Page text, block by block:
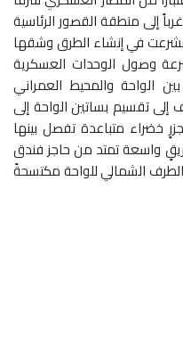
إلى منطقة القصور الرئاسية
فشرعت في إنشاء الطرق وشقها
وصول الوحدات العسكرية
الواحة والمحيط العمراني
تقسيم بساتين الواحة إلى
خضراء متباعدة تفصل بينها
واسعة تمتد من حاجز فندق
الشمالي للواحة مكتسحةً